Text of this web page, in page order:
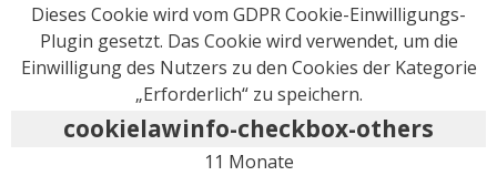
Dieses Cookie wird vom GDPR Cookie-Einwilligungs-
Plugin gesetzt. Das Cookie wird verwendet, um die
Einwilligung des Nutzers zu den Cookies der Kategorie
„Erforderlich“ zu speichern.
cookielawinfo-checkbox-others
11 Monate